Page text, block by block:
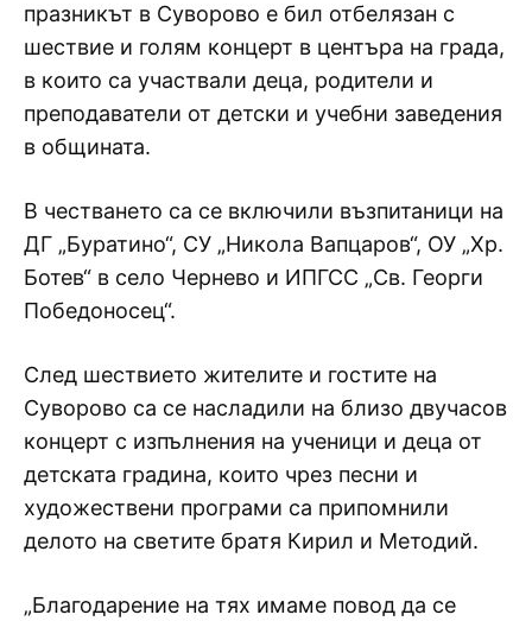
празникът в Суворово е бил отбелязан с
шествие и голям концерт в центъра на града,
в които са участвали деца, родители и
преподаватели от детски и учебни заведения
в общината.
В честването са се включили възпитаници на
ДГ „Буратино“, СУ „Никола Вапцаров“, ОУ „Хр.
Ботев“ в село Чернево и ИПГСС „Св. Георги
Победоносец“.
След шествието жителите и гостите на
Суворово са се насладили на близо двучасов
концерт с изпълнения на ученици и деца от
детската градина, които чрез песни и
художествени програми са припомнили
делото на светите братя Кирил и Методий.
„Благодарение на тях имаме повод да се